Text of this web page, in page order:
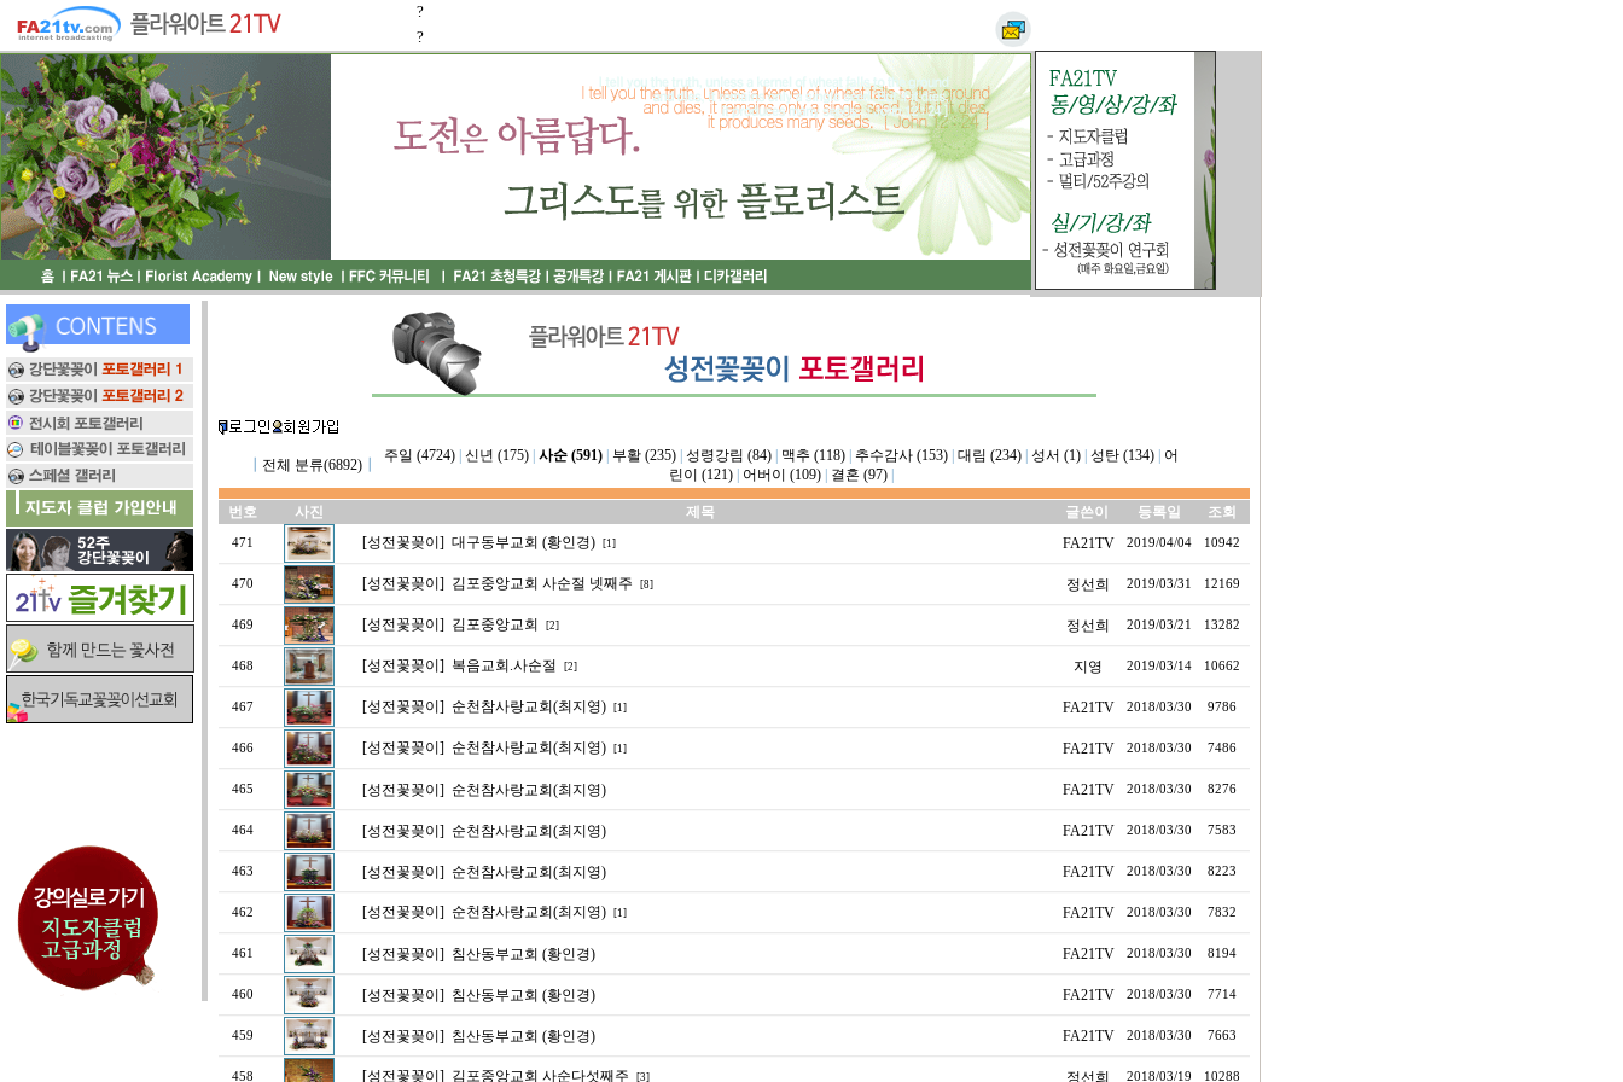
?
?
전체 분류(6892)┃
주일 (4724)| 신년 (175)| 사순 (591)| 부활 (235)| 성령강림 (84)| 맥추 (118)| 추수감사 (153)| 대림 (234)| 성서 (1)| 성탄 (134)|
어
린이 (121)| 어버이 (109)| 결혼 (97)|
번호 사진 제목 글쓴이 등록일 조회
471 [성전꽃꽂이] 대구동부교회 (황인경) [1] FA21TV 2019/04/04 10942
470 [성전꽃꽂이] 김포중앙교회 사순절 넷째주 [8] 정선희 2019/03/31 12169
469 [성전꽃꽂이] 김포중앙교회 [2] 정선희 2019/03/21 13282
468 [성전꽃꽂이] 복음교회.사순절 [2] 지영 2019/03/14 10662
467 [성전꽃꽂이] 순천참사랑교회(최지영) [1] FA21TV 2018/03/30 9786
466 [성전꽃꽂이] 순천참사랑교회(최지영) [1] FA21TV 2018/03/30 7486
465 [성전꽃꽂이] 순천참사랑교회(최지영) FA21TV 2018/03/30 8276
464 [성전꽃꽂이] 순천참사랑교회(최지영) FA21TV 2018/03/30 7583
463 [성전꽃꽂이] 순천참사랑교회(최지영) FA21TV 2018/03/30 8223
462 [성전꽃꽂이] 순천참사랑교회(최지영) [1] FA21TV 2018/03/30 7832
461 [성전꽃꽂이] 침산동부교회 (황인경) FA21TV 2018/03/30 8194
460 [성전꽃꽂이] 침산동부교회 (황인경) FA21TV 2018/03/30 7714
459 [성전꽃꽂이] 침산동부교회 (황인경) FA21TV 2018/03/30 7663
458 [성전꽃꽂이] 김포중앙교회 사순다섯째주 [3] 정선희 2018/03/19 10288